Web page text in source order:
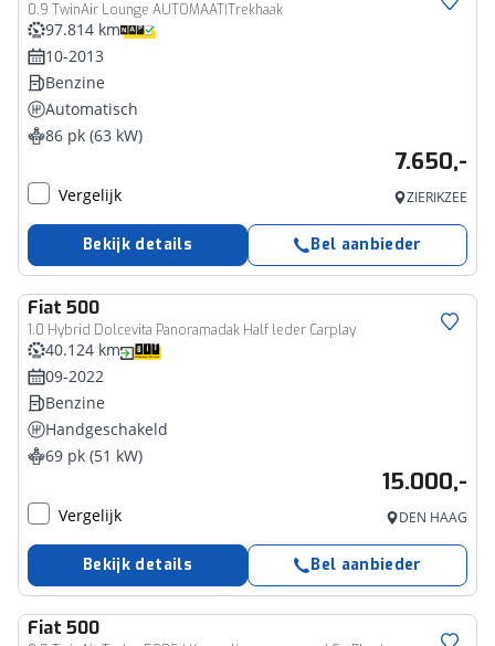
0.9 TwinAir Lounge AUTOMAAT|Trekhaak
97.814 km
10-2013
Benzine
Automatisch
86 pk (63 kW)
7.650,-
Vergelijk ZIERIKZEE
Bekijk details Bel aanbieder
Fiat 500
1.0 Hybrid Dolcevita Panoramadak Half leder Carplay
40.124 km
09-2022
Benzine
Handgeschakeld
69 pk (51 kW)
15.000,-
Vergelijk DEN HAAG
Bekijk details Bel aanbieder
Fiat 500